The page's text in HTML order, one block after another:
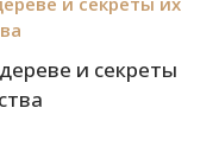
и секреты